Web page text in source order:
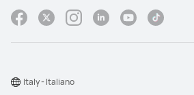
Italy - Italiano